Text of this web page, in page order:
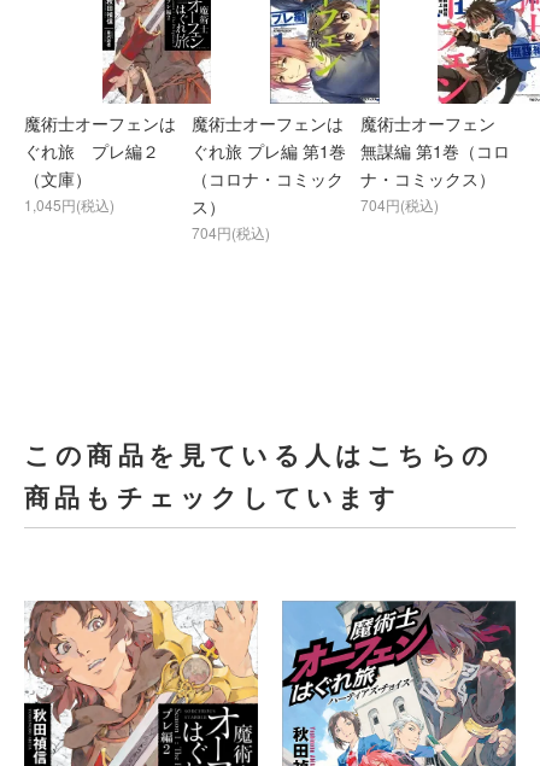
魔術士オーフェンは
ぐれ旅 プレ編２
（文庫）
1,045円(税込)
魔術士オーフェンは
ぐれ旅 プレ編 第1巻
（コロナ・コミック
ス）
704円(税込)
魔術士オーフェン
無謀編 第1巻（コロ
ナ・コミックス）
704円(税込)
この商品を見ている人はこちらの
商品もチェックしています